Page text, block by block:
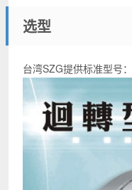
选型
台湾SZG提供标准型号：